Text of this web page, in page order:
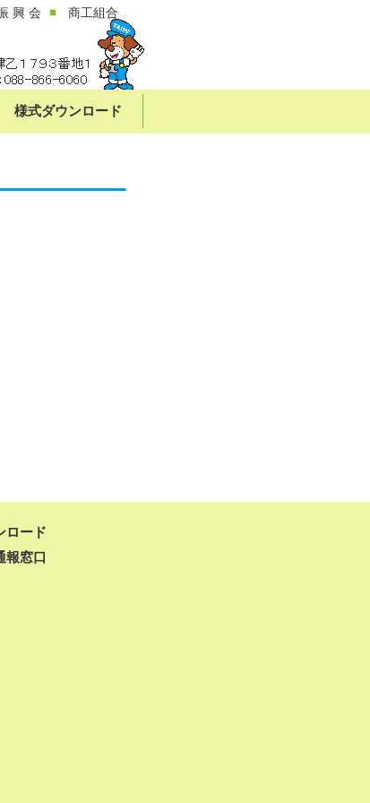
商工組合
興 会
様式ダウンロード
ロード
報窓口